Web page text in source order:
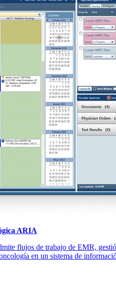
ARIA
flujos de trabajo de EMR,
en un sistema de